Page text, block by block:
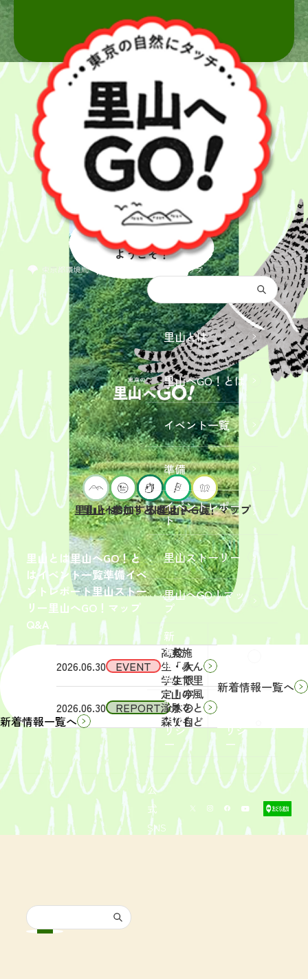
都庁総合トップ
里山とは里山へGO！と
はイベント一覧準備イベ
ントレポート里山ストー
リー里山へGO！マップ
Q&A
里山とは
里山へGO！とは
イベント一覧
準備
イベントレポー
ト
里山ストーリー
里山へGO！マッ
プ
新
着
情
報
サイ
トポ
リシ
ー
リシ
ー
公
式
SNS
里山へ
ようこそ！
里山とは
里山へGO！とは
参加するには？
イベント一覧
里山へGO！マップ
新着情報一覧へ
2026.06.30 EVENT
2026年9
月19日
（土）
開催
「【東
京ポイ
ント対
象】中
学生・
高校
生・大
学生限
定！宇
津木の
森で自
然体
験！」
募集を
開始し
まし
2026.06.30 REPORT
2026年
6月13
（土）
実施
「みん
なで里
山の風
景をと
りもど
そ
う！」
活動レ
ポート
を掲載
しまし
た。
新着情報一覧へ